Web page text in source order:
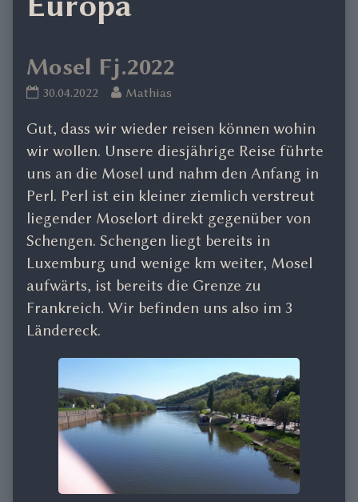
Mosel Fj.2022
Mosel
published
on
30.04.2022
Read
posts
by
the
of
Mosel
Fj.2022,
Mathias
Gut, dass wir wieder reisen können wohin
wir wollen. Unsere diesjährige Reise führte
uns an die Mosel und nahm den Anfang in
Perl. Perl ist ein kleiner ziemlich verstreut
liegender Moselort direkt gegenüber von
Schengen. Schengen liegt bereits in
Luxemburg und wenige km weiter, Mosel
aufwärts, ist bereits die Grenze zu
Frankreich. Wir befinden uns also im 3
Ländereck.